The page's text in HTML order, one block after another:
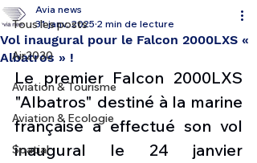
Tous les posts
Air2030
Aviation & Tourisme
Aviation & Ecologie
Spatial
Vol inaugural pour le Falcon 2000LXS «
Albatros » !
Avia news
31 janv. 2025 2 min de lecture
Le premier Falcon 2000LXS
"Albatros" destiné à la marine
française a effectué son vol
inaugural le 24 janvier